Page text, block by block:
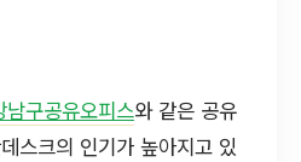
남구공유오피스와 같은 공유
스크의 인기가 높아지고 있